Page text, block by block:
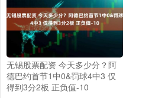
无锡股票配资 今天多少分？阿
德巴约首节1中0&罚球4中3 仅
得到3分2板 正负值-10